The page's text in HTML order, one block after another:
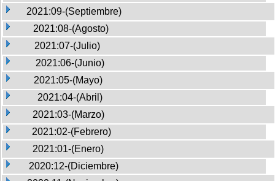
2021:09-(Septiembre)
2021:08-(Agosto)
2021:07-(Julio)
2021:06-(Junio)
2021:05-(Mayo)
2021:04-(Abril)
2021:03-(Marzo)
2021:02-(Febrero)
2021:01-(Enero)
2020:12-(Diciembre)